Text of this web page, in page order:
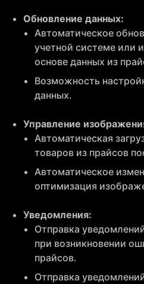
Обновление данных:
Автоматическое
учетной системе или
основе данных из
Возможность
данных.
Управление
Автоматическая
товаров из прайсов
Автоматическое
оптимизация
Уведомления:
Отправка
при возникновении
прайсов.
Отправка